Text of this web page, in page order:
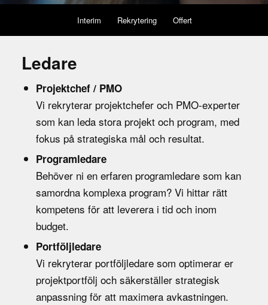
Interim Rekrytering Offert
Ledare
Projektchef / PMO
Vi rekryterar projektchefer och PMO-experter
som kan leda stora projekt och program, med
fokus på strategiska mål och resultat.
Programledare
Behöver ni en erfaren programledare som kan
samordna komplexa program? Vi hittar rätt
kompetens för att leverera i tid och inom
budget.
Portföljledare
Vi rekryterar portföljledare som optimerar er
projektportfölj och säkerställer strategisk
anpassning för att maximera avkastningen.